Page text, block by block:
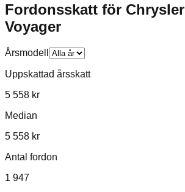
Fordonsskatt för Chrysler
Voyager
Årsmodell
Uppskattad årsskatt
5 558 kr
Median
5 558 kr
Antal fordon
1 947